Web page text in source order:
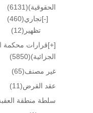
الحقوقية)(6131)
[-]تجاري(460)
تظهير (12)
[+]قرارات محكمة
الجزائية)(5850)
غير مصنف(65)
عقد القرض(11)
سلطة منطقة العقبة